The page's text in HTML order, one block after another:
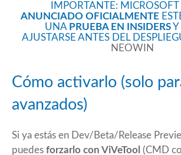
IMPORTANTE: MICROSOFT
ANUNCIADO OFICIALMENTE
UNA PRUEBA EN INSIDERS
AJUSTARSE ANTES DEL
NEOWIN
Cómo activarlo (solo
avanzados)
Si ya estás en Dev/Beta/Release
puedes forzarlo con ViVeTool (CMD